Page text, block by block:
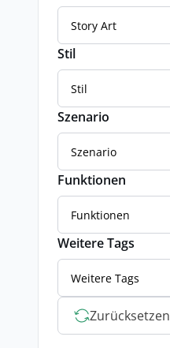
Story Art
Stil
Stil
Szenario
Szenario
Funktionen
Funktionen
Weitere Tags
Weitere Tags
Zurücksetzen